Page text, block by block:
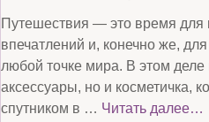
Путешествия — это время для
впечатлений и, конечно же,
любой точке мира. В этом
аксессуары, но и косметичка,
спутником в … Читать далее…